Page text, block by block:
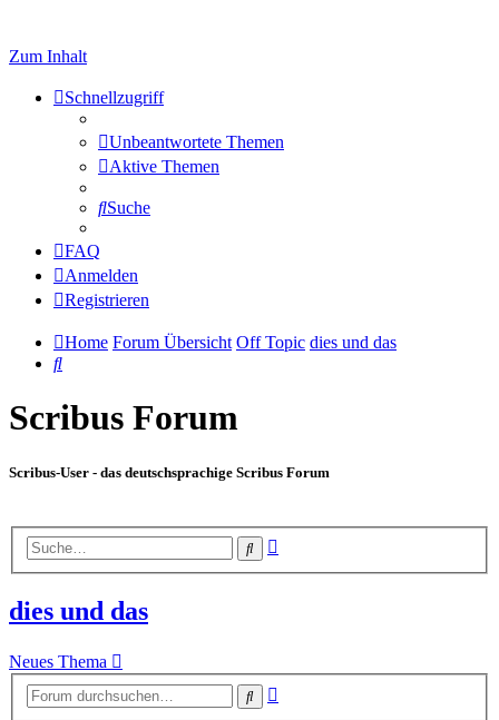
Zum Inhalt
Schnellzugriff
Unbeantwortete Themen
Aktive Themen
Suche
FAQ
Anmelden
Registrieren
Home Forum Übersicht Off Topic dies und das
Suche
Scribus Forum
Scribus-User - das deutschsprachige Scribus Forum
Suche
dies und das
Neues Thema
Suche